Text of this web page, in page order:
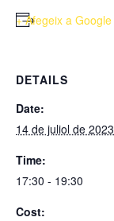
+ Afegeix a
DETAILS
Date:
14 de juliol de 2023
Time:
17:30 - 19:30
Cost: